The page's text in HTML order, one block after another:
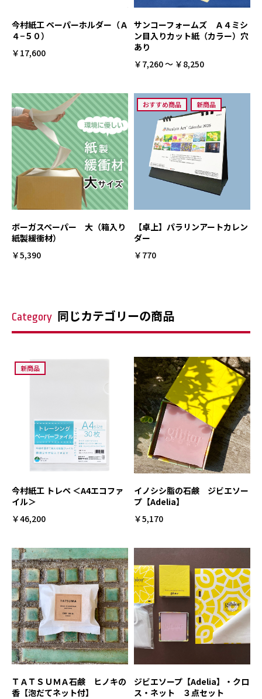
今村紙工 ペーパーホルダー（Ａ
４−５０）
￥17,600
サンコーフォームズ Ａ４ミシ
ン目入りカット紙（カラー）穴
あり
￥7,260 ～ ￥8,250
ボーガスペーパー 大（箱入り
紙製緩衝材）
￥5,390
おすすめ商品 新商品
【卓上】パラリンアートカレン
ダー
￥770
Category 同じカテゴリーの商品
新商品
今村紙工 トレペ ＜A4エコファ
イル＞
￥46,200
イノシシ脂の石鹸 ジビエソー
プ【Adelia】
￥5,170
ＴＡＴＳＵＭＡ石鹸 ヒノキの
香【泡だてネット付】
ジビエソープ【Adelia】・クロ
ス・ネット ３点セット